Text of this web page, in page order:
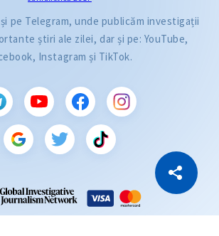
Copiază Link
pe Telegram, unde publicăm investigații
știri ale zilei, dar și pe: YouTube,
Instagram și TikTok.